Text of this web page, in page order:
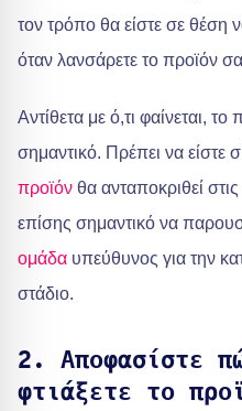
τον τρόπο θα είστε σε θέση
όταν λανσάρετε το προϊόν
Αντίθετα με ό,τι φαίνεται,
σημαντικό. Πρέπει να είστε
προϊόν θα ανταποκριθεί
επίσης σημαντικό να
ομάδα υπεύθυνος για την
στάδιο.
2. Αποφασίστε
φτιάξετε το